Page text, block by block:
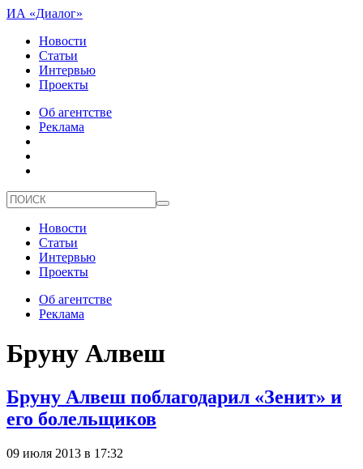
ИА «Диалог»
Новости
Статьи
Интервью
Проекты
Об агентстве
Реклама
Новости
Статьи
Интервью
Проекты
Об агентстве
Реклама
Бруну Алвеш
Бруну Алвеш поблагодарил «Зенит» и
его болельщиков
09 июля 2013 в 17:32